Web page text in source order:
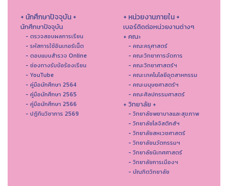
+ นักศึกษาปัจจุบัน +
นักศึกษาปัจจุบัน
- ตรวจสอบผลการเรียน
- รหัสการใช้อินเทอร์เน็ต
- ตอบแบบสำรวจ Online
- ช่องทางรับข้อร้องเรียน
- YouTube
- คู่มือนักศึกษา 2564
- คู่มือนักศึกษา 2565
- คู่มือนักศึกษา 2566
- ปฏิทินวิชาการ 2569
+ หน่วยงานภายใน +
เบอร์ติดต่อหน่วยงานต่างๆ
+ คณะ
- คณะครุศาสตร์
- คณะวิทยาการจัดการ
- คณะวิทยาศาสตร์ฯ
- คณะเทคโนโลยีอุตสาหกรรม
- คณะมนุษยศาสตร์ฯ
- คณะศิลปกรรมศาสตร์
+ วิทยาลัย +
- วิทยาลัยพยาบาลและสุขภาพ
- วิทยาลัยโลจิสติกส์ฯ
- วิทยาลัยสหเวชศาสตร์
- วิทยาลัยนวัตกรรมฯ
- วิทยาลัยนิเทศศาสตร์
- วิทยาลัยการเมืองฯ
- บัณฑิตวิทยาลัย